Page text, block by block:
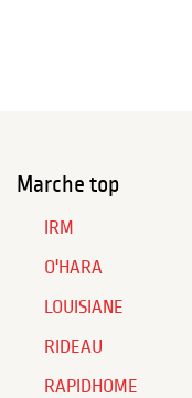
Marche top
IRM
O'HARA
LOUISIANE
RIDEAU
RAPIDHOME